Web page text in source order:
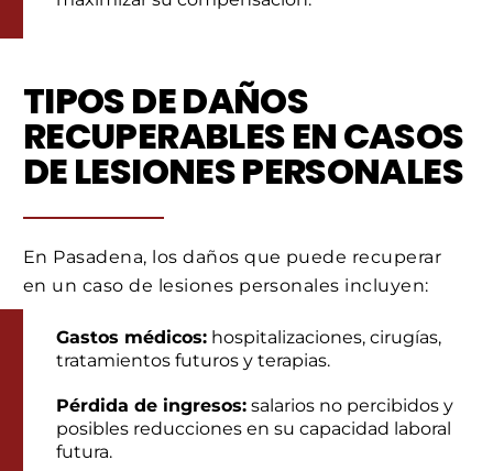
TIPOS DE DAÑOS
RECUPERABLES EN CASOS
DE LESIONES PERSONALES
En Pasadena, los daños que puede recuperar
en un caso de lesiones personales incluyen:
Gastos médicos: hospitalizaciones, cirugías,
tratamientos futuros y terapias.
Pérdida de ingresos: salarios no percibidos y
posibles reducciones en su capacidad laboral
futura.